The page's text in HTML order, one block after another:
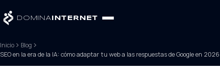
DOMINA INTERNET
Inicio
Blog
SEO en la era de la IA: cómo adaptar tu web a las respuestas de Google en 2026